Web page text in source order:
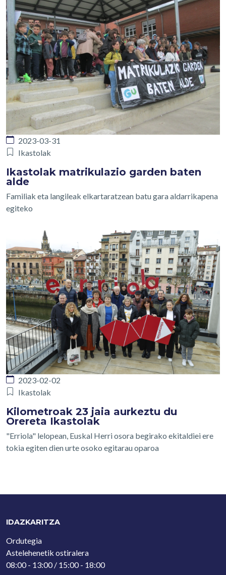
2023-03-31
Ikastolak
Ikastolak matrikulazio garden baten
alde
Familiak eta langileak elkartaratzean batu gara aldarrikapena
egiteko
2023-02-02
Ikastolak
Kilometroak 23 jaia aurkeztu du
Orereta Ikastolak
"Erriola" lelopean, Euskal Herri osora begirako ekitaldiei ere
tokia egiten dien urte osoko egitarau oparoa
IDAZKARITZA
Ordutegia
Astelehenetik ostiralera
08:00 - 13:00 / 15:00 - 18:00